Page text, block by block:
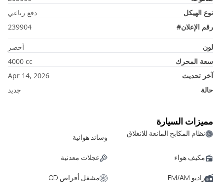
نوع الهيكل
دفع رباعي
رقم الإعلان#
239904
لون
أخضر
سعة المحرك
4000 cc
آخر تحديث
Apr 14, 2026
حالة
جديد
مميزات السيارة
نظام المكابح المانعة للانغلاق وسائد هوائية
مكيف هواء عجلات معدنية
راديو FM/AM مشغل أقراص CD